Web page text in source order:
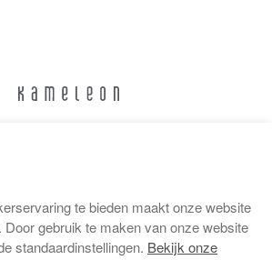
Algemene voorwaarden
te bieden maakt onze website
gebruik te maken van onze website
standaardinstellingen. Bekijk onze